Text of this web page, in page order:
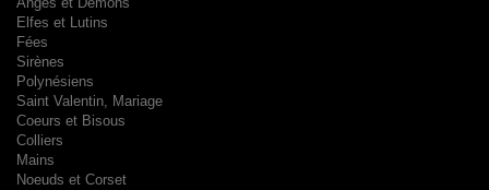
Elfes et Lutins
Fées
Sirènes
Polynésiens
Saint Valentin, Mariage
Coeurs et Bisous
Colliers
Mains
Noeuds et Corset